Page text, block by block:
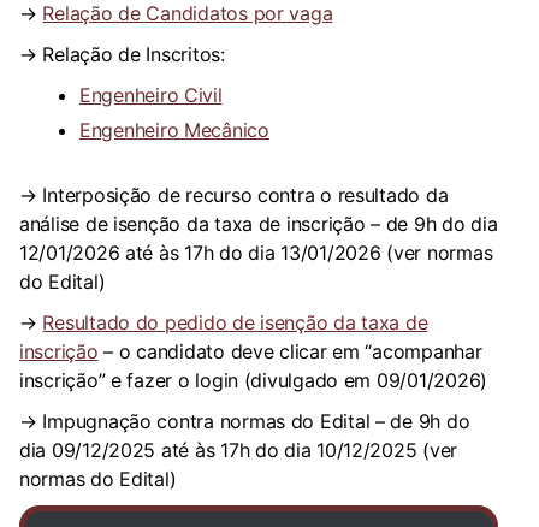
→ Relação de Candidatos por vaga
→ Relação de Inscritos:
Engenheiro Civil
Engenheiro Mecânico
→ Interposição de recurso contra o resultado da
análise de isenção da taxa de inscrição – de 9h do dia
12/01/2026 até às 17h do dia 13/01/2026 (ver normas
do Edital)
→ Resultado do pedido de isenção da taxa de
inscrição – o candidato deve clicar em “acompanhar
inscrição” e fazer o login (divulgado em 09/01/2026)
→ Impugnação contra normas do Edital – de 9h do
dia 09/12/2025 até às 17h do dia 10/12/2025 (ver
normas do Edital)